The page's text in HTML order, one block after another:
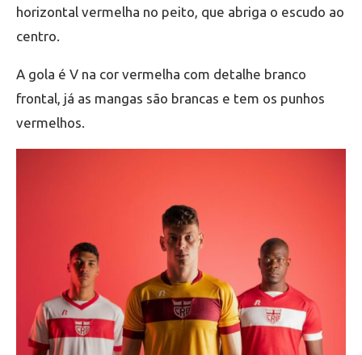
horizontal vermelha no peito, que abriga o escudo ao
centro.
A gola é V na cor vermelha com detalhe branco
frontal, já as mangas são brancas e tem os punhos
vermelhos.